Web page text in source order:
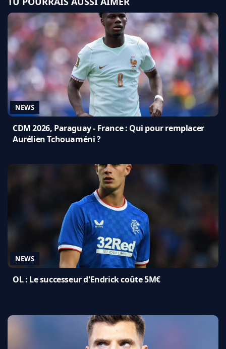
NEWS
CDM 2026, Paraguay - France : Qui pour remplacer
Aurélien Tchouaméni ?
NEWS
OL : Le successeur d'Endrick coûte 5M€